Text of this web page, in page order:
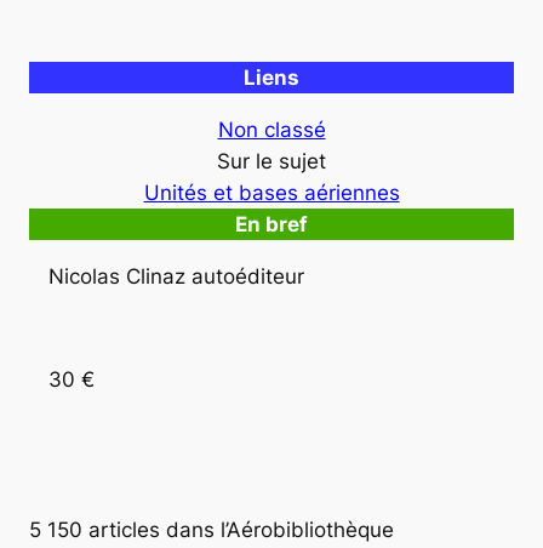
Liens
Non classé
Sur le sujet
Unités et bases aériennes
En bref
Nicolas Clinaz autoéditeur
30 €
5 150 articles dans l’Aérobibliothèque